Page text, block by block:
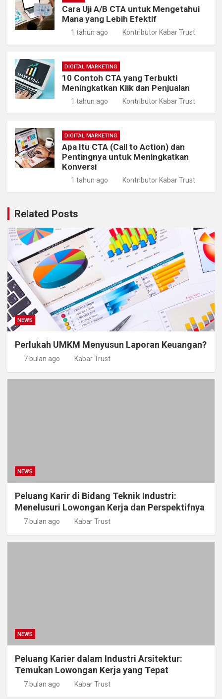
Cara Uji A/B CTA untuk Mengetahui
Mana yang Lebih Efektif
1 tahun ago Kontributor Kabar Trust
DIGITAL MARKETING
10 Contoh CTA yang Terbukti
Meningkatkan Klik dan Penjualan
1 tahun ago Kontributor Kabar Trust
DIGITAL MARKETING
Apa Itu CTA (Call to Action) dan
Pentingnya untuk Meningkatkan
Konversi
1 tahun ago Kontributor Kabar Trust
Related Posts
NEWS
Perlukah UMKM Menyusun Laporan Keuangan?
7 bulan ago Kabar Trust
NEWS
Peluang Karir di Bidang Teknik Industri:
Menelusuri Lowongan Kerja dan Perspektifnya
7 bulan ago Kabar Trust
NEWS
Peluang Karier dalam Industri Arsitektur:
Temukan Lowongan Kerja yang Tepat
7 bulan ago Kabar Trust